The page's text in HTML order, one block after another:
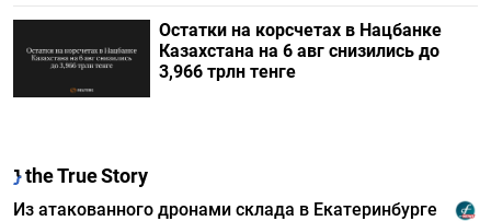
Остатки на корсчетах в Нацбанке
Казахстана на 6 авг снизились до
3,966 трлн тенге